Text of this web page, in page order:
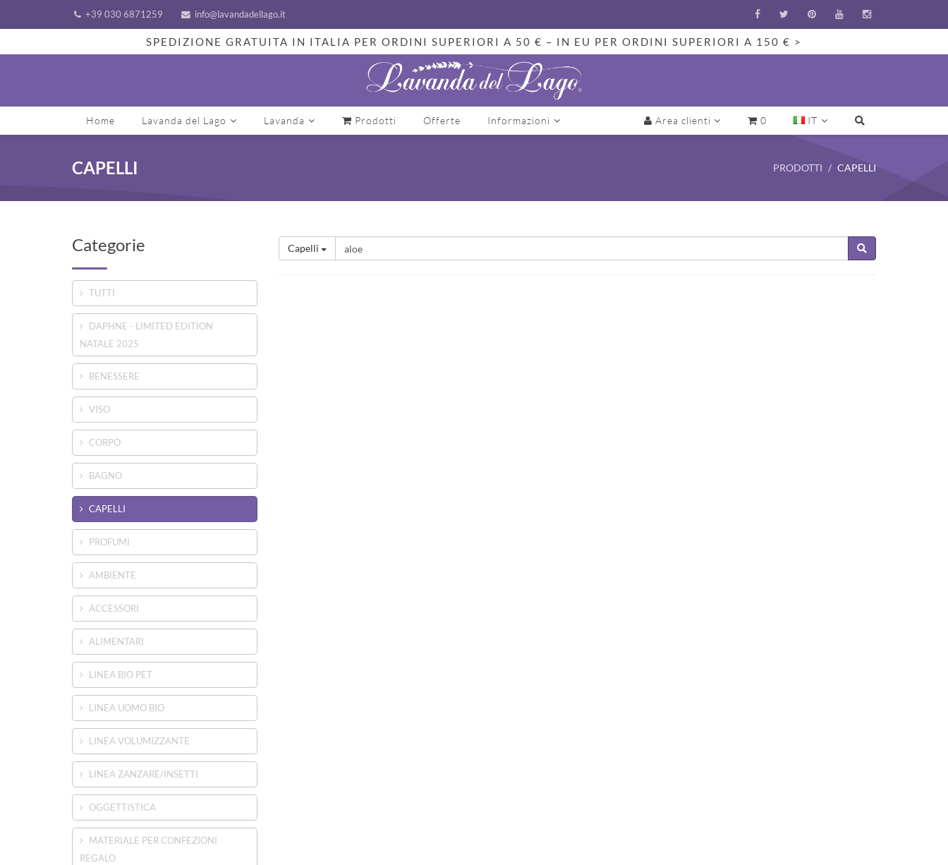
+39 030 6871259 info@lavandadellago.it
SPEDIZIONE GRATUITA IN ITALIA PER ORDINI SUPERIORI A 50 € – IN EU PER ORDINI SUPERIORI A 150 € >
Home Lavanda del Lago Lavanda Prodotti Offerte Informazioni Area clienti 0 IT
CAPELLI PRODOTTI CAPELLI
Categorie
TUTTI
DAPHNE - LIMITED EDITION
NATALE 2025
BENESSERE
VISO
CORPO
BAGNO
CAPELLI
PROFUMI
AMBIENTE
ACCESSORI
ALIMENTARI
LINEA BIO PET
LINEA UOMO BIO
LINEA VOLUMIZZANTE
LINEA ZANZARE/INSETTI
OGGETTISTICA
MATERIALE PER CONFEZIONI
REGALO
Capelli